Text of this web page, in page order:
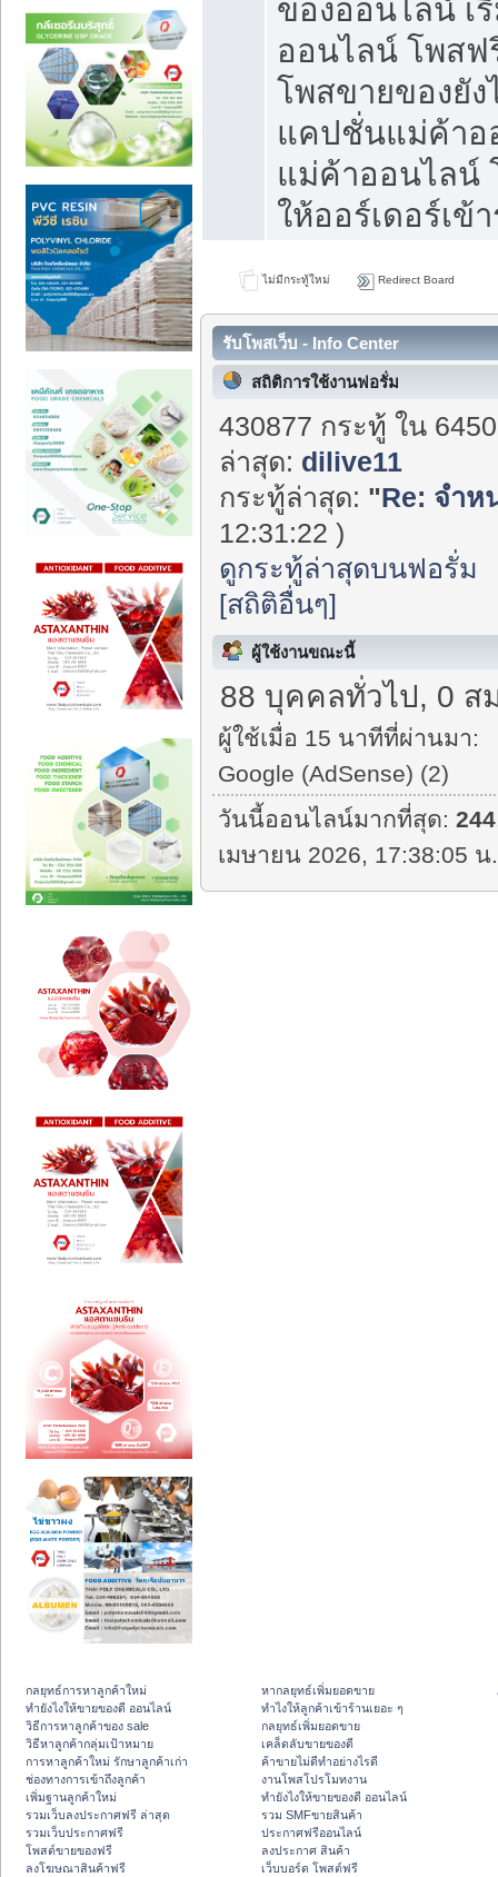
ของออนไลน์ เ
ออนไลน์ โพส
โพสขายของยัง
แคปชั่นแม่ค้า
แม่ค้าออนไลน์
ให้ออร์เดอร์เข้
ไม่มีกระทู้ใหม่ Redirect Board
รับโพสเว็บ - Info Center
สถิติการใช้งานฟอรั่ม
430877 กระทู้ ใน
ล่าสุด: dilive11
กระทู้ล่าสุด: "Re: จำห
12:31:22 )
ดูกระทู้ล่าสุดบนฟอรั่ม
[สถิติอื่นๆ]
ผู้ใช้งานขณะนี้
88 บุคคลทั่วไป, 0 ส
ผู้ใช้เมื่อ 15 นาทีที่ผ่านมา:
Google (AdSense) (2)
วันนี้ออนไลน์มากที่สุด:244
เมษายน 2026, 17:38:05 น
กลยุทธ์การหาลูกค้าใหม่
ทํายังไงให้ขายของดี ออนไลน์
วิธีการหาลูกค้าของ sale
วิธีหาลูกค้ากลุ่มเป้าหมาย
การหาลูกค้าใหม่ รักษาลูกค้าเก่า
ช่องทางการเข้าถึงลูกค้า
เพิ่มฐานลูกค้าใหม่
รวมเว็บลงประกาศฟรี ล่าสุด
รวมเว็บประกาศฟรี
โพสต์ขายของฟรี
ลงโฆษณาสินค้าฟรี
หากลยุทธ์เพิ่มยอดขาย
ทําไงให้ลูกค้าเข้าร้านเยอะ ๆ
กลยุทธ์เพิ่มยอดขาย
เคล็ดลับขายของดี
ค้าขายไม่ดีทำอย่างไรดี
งานโพสโปรโมทงาน
ทํายังไงให้ขายของดี ออนไลน์
รวม SMFขายสินค้า
ประกาศฟรีออนไลน์
ลงประกาศ สินค้า
เว็บบอร์ด โพสต์ฟรี